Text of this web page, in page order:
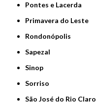
Pontes e Lacerda
Primavera do Leste
Rondonópolis
Sapezal
Sinop
Sorriso
São José do Rio Claro